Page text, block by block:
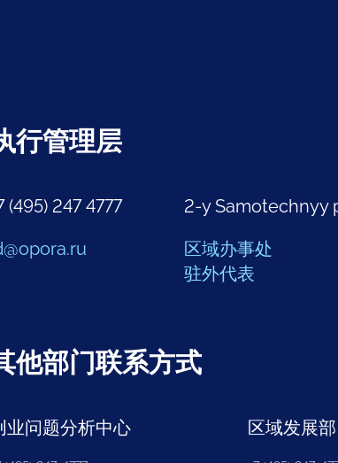
行管理层
(495) 247 4777
2-y Samotechnyy
区域办事处
驻外代表
他部门联系方式
业问题分析中心 区域发展部